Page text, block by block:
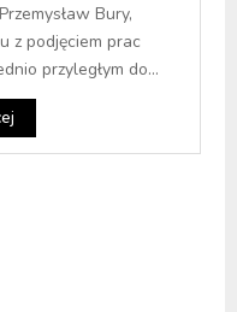
Bury,
z podjęciem prac
przyległym do...